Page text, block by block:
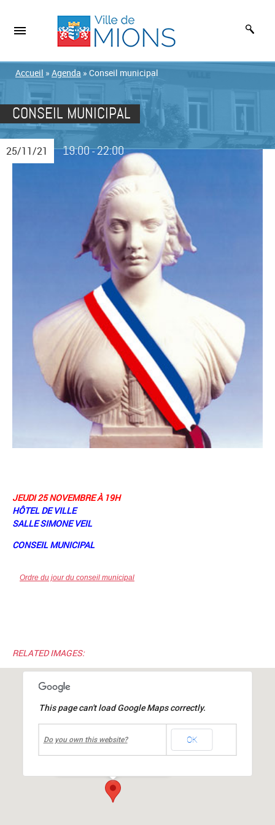
Accueil » Agenda » Conseil municipal
CONSEIL MUNICIPAL
25/11/21 19:00-22:00
JEUDI 25 NOVEMBRE À 19H
HÔTEL DE VILLE
SALLE SIMONE VEIL
CONSEIL MUNICIPAL
Ordre du jour du conseil municipal
RELATED IMAGES:
Mairie de MIONS
MIONS
This page can't load Google Maps correctly.
Do you own this website? OK